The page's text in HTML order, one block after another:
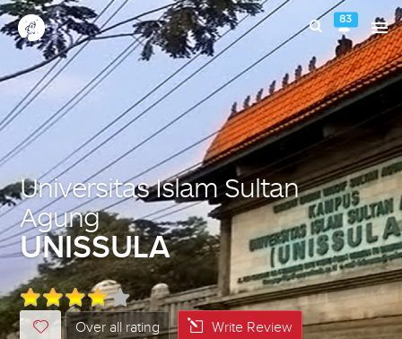
83
Universitas Islam Sultan
Agung
UNISSULA
Over all rating Write Review